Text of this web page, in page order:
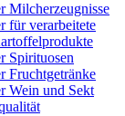
Milcherzeugnisse
für verarbeitete
Spirituosen
Fruchtgetränke
Wein und Sekt